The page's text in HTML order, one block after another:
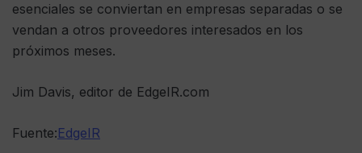
esenciales se conviertan en empresas separadas o se
vendan a otros proveedores interesados en los
próximos meses.
Jim Davis, editor de EdgeIR.com
Fuente:EdgeIR